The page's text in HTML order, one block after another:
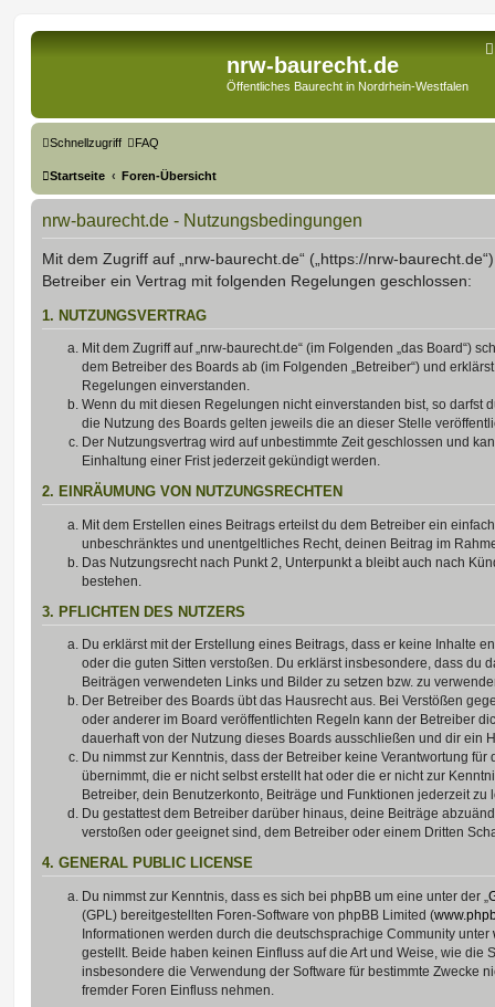
nrw-baurecht.de
Öffentliches Baurecht in Nordrhein-Westfalen
Schnellzugriff FAQ
Startseite Foren-Übersicht
nrw-baurecht.de - Nutzungsbedingungen
Mit dem Zugriff auf „nrw-baurecht.de“ („https://nrw-
Betreiber ein Vertrag mit folgenden Regelungen geschlossen:
1. NUTZUNGSVERTRAG
Mit dem Zugriff auf „nrw-baurecht.de“ (im Folgenden „das Board“)
dem Betreiber des Boards ab (im Folgenden „Betreiber“) und
Regelungen einverstanden.
Wenn du mit diesen Regelungen nicht einverstanden bist, so darfst
die Nutzung des Boards gelten jeweils die an dieser Stelle
Der Nutzungsvertrag wird auf unbestimmte Zeit geschlossen und
Einhaltung einer Frist jederzeit gekündigt werden.
2. EINRÄUMUNG VON NUTZUNGSRECHTEN
Mit dem Erstellen eines Beitrags erteilst du dem Betreiber ein
unbeschränktes und unentgeltliches Recht, deinen Beitrag im
Das Nutzungsrecht nach Punkt 2, Unterpunkt a bleibt auch nach
bestehen.
3. PFLICHTEN DES NUTZERS
Du erklärst mit der Erstellung eines Beitrags, dass er keine Inhalte
oder die guten Sitten verstoßen. Du erklärst insbesondere, dass du
Beiträgen verwendeten Links und Bilder zu setzen bzw. zu
Der Betreiber des Boards übt das Hausrecht aus. Bei Verstößen
oder anderer im Board veröffentlichten Regeln kann der Betreiber
dauerhaft von der Nutzung dieses Boards ausschließen und dir ein
Du nimmst zur Kenntnis, dass der Betreiber keine Verantwortung für
übernimmt, die er nicht selbst erstellt hat oder die er nicht zur
Betreiber, dein Benutzerkonto, Beiträge und Funktionen jederzeit zu
Du gestattest dem Betreiber darüber hinaus, deine Beiträge
verstoßen oder geeignet sind, dem Betreiber oder einem Dritten
4. GENERAL PUBLIC LICENSE
Du nimmst zur Kenntnis, dass es sich bei phpBB um eine unter der „
(GPL) bereitgestellten Foren-Software von phpBB Limited (
Informationen werden durch die deutschsprachige Community unter
gestellt. Beide haben keinen Einfluss auf die Art und Weise, wie die
insbesondere die Verwendung der Software für bestimmte Zwecke
fremder Foren Einfluss nehmen.